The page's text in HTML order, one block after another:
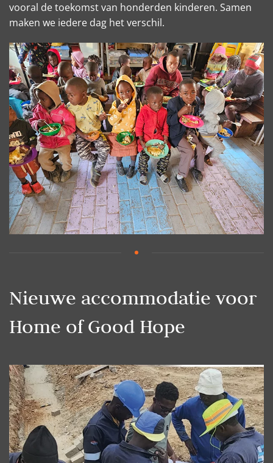
vooral de toekomst van honderden kinderen. Samen
maken we iedere dag het verschil.
Nieuwe accommodatie voor
Home of Good Hope